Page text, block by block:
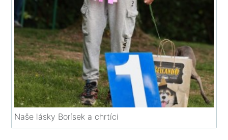
Naše lásky Borísek a chrtíci